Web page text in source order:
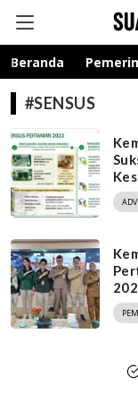
Beranda
#SENSUS